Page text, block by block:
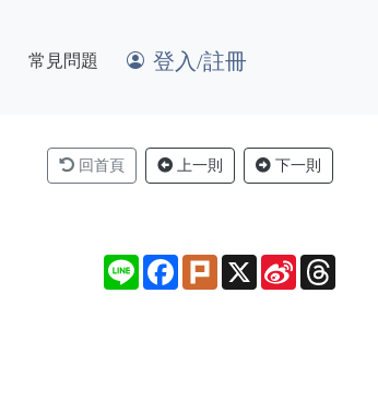
常見問題 登入/註冊
回首頁 上一則 下一則
Line Facebook
Plurk X
Sina
Weibo